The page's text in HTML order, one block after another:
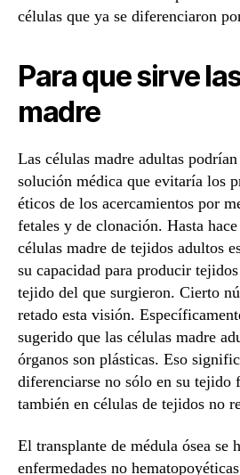
células que ya se diferenciaron
Para que sirve
madre
Las células madre adultas
solución médica que evitaría los
éticos de los acercamientos por
fetales y de clonación. Hasta
células madre de tejidos adultos
su capacidad para producir
tejido del que surgieron. Cierto
retado esta visión.
sugerido que las células madre
órganos son plásticas. Eso
diferenciarse no sólo en su tejido
también en células de tejidos no
El transplante de médula ósea se
enfermedades no